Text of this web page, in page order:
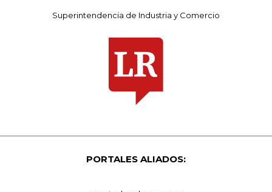
Superintendencia de Industria y Comercio
PORTALES ALIADOS: